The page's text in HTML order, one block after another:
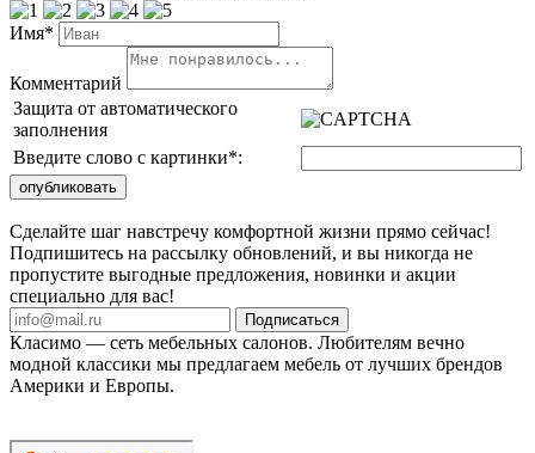
Имя*
Комментарий
Защита от автоматического
заполнения
Введите слово с картинки*:
Сделайте шаг навстречу комфортной жизни прямо сейчас!
Подпишитесь на рассылку обновлений, и вы никогда не
пропустите выгодные предложения, новинки и акции
специально для вас!
Подписаться
Класимо — cеть мебельных салонов. Любителям вечно
модной классики мы предлагаем мебель от лучших брендов
Америки и Европы.